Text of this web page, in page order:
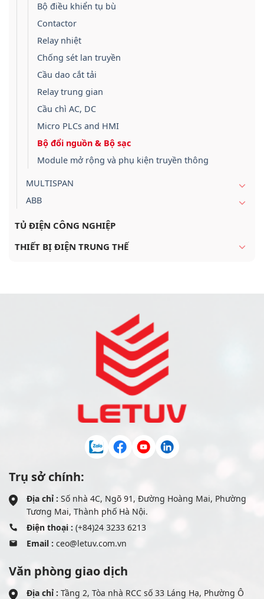
Bộ điều khiển tụ bù
Contactor
Relay nhiệt
Chống sét lan truyền
Cầu dao cắt tải
Relay trung gian
Cầu chì AC, DC
Micro PLCs and HMI
Bộ đổi nguồn & Bộ sạc
Module mở rộng và phụ kiện truyền thông
MULTISPAN
ABB
TỦ ĐIỆN CÔNG NGHIỆP
THIẾT BỊ ĐIỆN TRUNG THẾ
Trụ sở chính:
Địa chỉ : Số nhà 4C, Ngõ 91, Đường Hoàng Mai, Phường
Tương Mai, Thành phố Hà Nội.
Điện thoại : (+84)24 3233 6213
Email : ceo@letuv.com.vn
Văn phòng giao dịch
Địa chỉ : Tầng 2, Tòa nhà RCC số 33 Láng Hạ, Phường Ô